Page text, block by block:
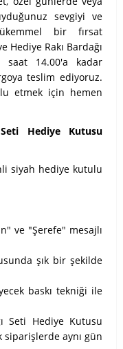
sevgiyi ve
bir fırsat
Hediye Rakı Bardağı
14.00'a kadar
teslim ediyoruz.
etmek için hemen
Hediye Kutusu
siyah hediye kutulu
ve "Şerefe" mesajlı
şık bir şekilde
baskı tekniği ile
Seti Hediye Kutusu
siparişlerde aynı gün